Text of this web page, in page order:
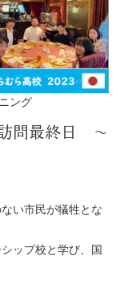
ング
問最終日 〜
い市民が犠牲とな
ップ校と学び、国